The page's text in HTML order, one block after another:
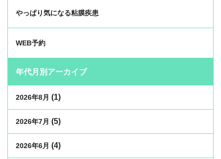
やっぱり気になる粘膜疾患
WEB予約
年代月別アーカイブ
2026年8月 (1)
2026年7月 (5)
2026年6月 (4)